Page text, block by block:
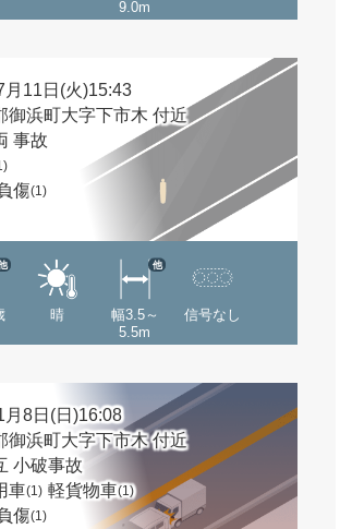
9.0m
月11日(火)15:43
御浜町大字下市木 付近
事故
傷(1)
晴
幅3.5～
5.5m
他
信号なし
月8日(日)16:08
御浜町大字下市木 付近
小破事故
車(1) 軽貨物車(1)
傷(1)